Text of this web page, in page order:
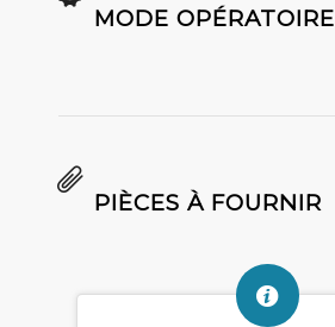
MODE OPÉRATOIRE
PIÈCES À FOURNIR